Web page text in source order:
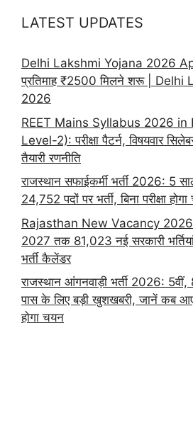
LATEST UPDATES
Delhi Lakshmi Yojana 2026
प्रतिमाह ₹2500 मिलने शरू | Delhi
2026
REET Mains Syllabus 2026 in
Level-2): परीक्षा पैटर्न, विषयवार
तैयारी रणनीति
राजस्थान सफाईकर्मी भर्ती 2026: 5
24,752 पदों पर भर्ती, बिना परीक्षा
Rajasthan New Vacancy
2027 तक 81,023 नई सरकारी
भर्ती कैलेंडर
राजस्थान आंगनवाड़ी भर्ती 2026: 5वीं,
पास के लिए बड़ी खुशखबरी, जानें कब
होगा चयन